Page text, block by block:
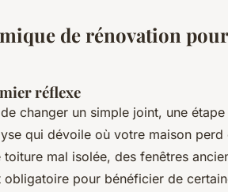
de rénovation
réflexe
changer un simple joint, une
qui dévoile où votre maison
mal isolée, des fenêtres
pour bénéficier de